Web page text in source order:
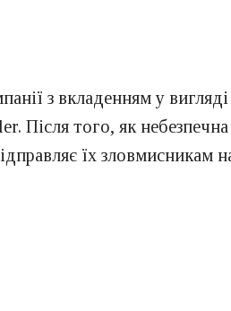
з вкладенням у
Після того, як
їх зловмисникам